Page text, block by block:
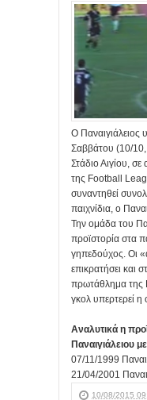
Ο Παναιγιάλειος
Σαββάτου (10/
Στάδιο Αιγίου,
της Football
συναντηθεί
παιχνίδια, ο
Την ομάδα του
προϊστορία στα
γηπεδούχος. Οι
επικρατήσει και
πρωτάθλημα της
γκολ υπερτερεί η
Αναλυτικά η
Παναιγιάλειου
07/11/1999
21/04/2001
10/08/2015